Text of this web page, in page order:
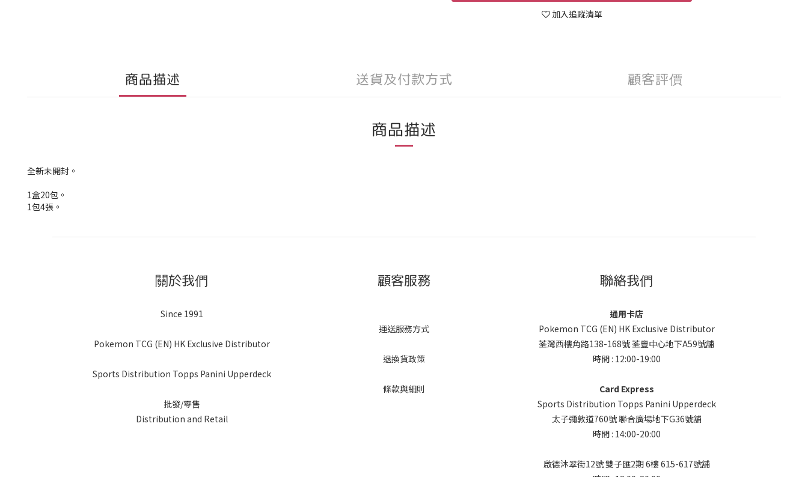
加入追蹤清單
商品描述 送貨及付款方式 顧客評價
商品描述
全新未開封。
1盒20包。
1包4張。
關於我們
Since 1991
Pokemon TCG (EN) HK Exclusive Distributor
Sports Distribution Topps Panini Upperdeck
批發/零售
Distribution and Retail
顧客服務
運送服務方式
退換貨政策
條款與細則
聯絡我們
通用卡店
Pokemon TCG (EN) HK Exclusive Distributor
荃灣西樓角路138-168號 荃豐中心地下A59號舖
時間 : 12:00-19:00
Card Express
Sports Distribution Topps Panini Upperdeck
太子彌敦道760號 聯合廣場地下G36號舖
時間 : 14:00-20:00
啟德沐翠街12號 雙子匯2期 6樓 615-617號舖